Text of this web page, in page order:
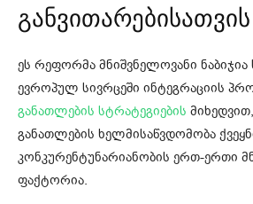
განვითარებისათვის
ეს რეფორმა მნიშვნელოვანი
ევროპულ სივრცეში ინტეგრაციის
განათლების სტრატეგიების
განათლების ხელმისაწვდომობა
კონკურენტუნარიანობის ერთ-ერთი
ფაქტორია.